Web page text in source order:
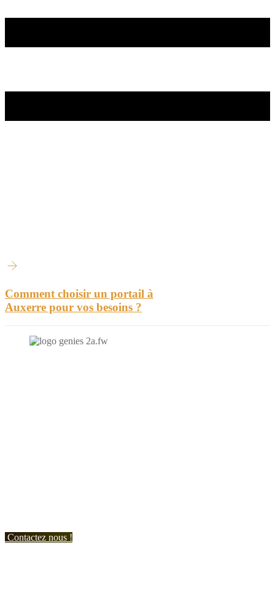
Comment choisir un portail à
Auxerre pour vos besoins ?
Contactez nous !